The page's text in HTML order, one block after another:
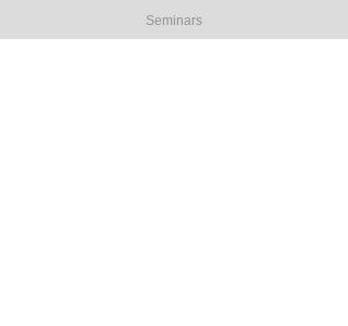
Seminars